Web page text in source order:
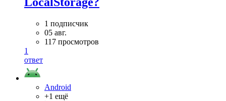
1 подписчик
05 авг.
117 просмотров
1
ответ
Android
+1 ещё